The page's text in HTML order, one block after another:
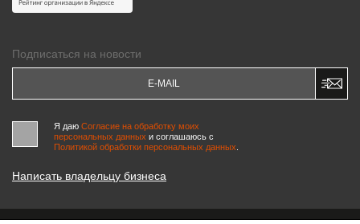
Подписаться на новости
Я даю Согласие на обработку моих
персональных данных и соглашаюсь c
Политикой обработки персональных данных
Написать владельцу бизнеса